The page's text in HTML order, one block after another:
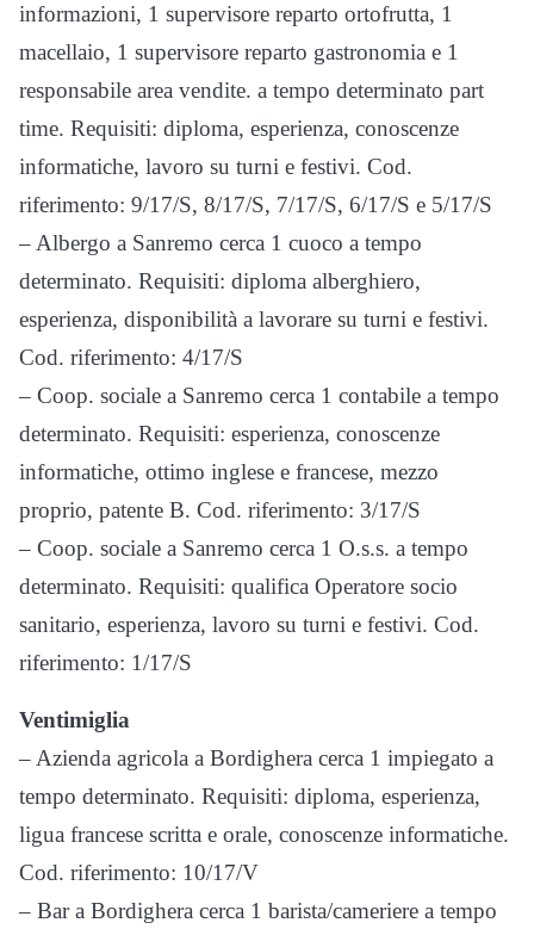
informazioni, 1 supervisore reparto ortofrutta, 1
macellaio, 1 supervisore reparto gastronomia e 1
responsabile area vendite. a tempo determinato part
time. Requisiti: diploma, esperienza, conoscenze
informatiche, lavoro su turni e festivi. Cod.
riferimento: 9/17/S, 8/17/S, 7/17/S, 6/17/S e 5/17/S
– Albergo a Sanremo cerca 1 cuoco a tempo
determinato. Requisiti: diploma alberghiero,
esperienza, disponibilità a lavorare su turni e festivi.
Cod. riferimento: 4/17/S
– Coop. sociale a Sanremo cerca 1 contabile a tempo
determinato. Requisiti: esperienza, conoscenze
informatiche, ottimo inglese e francese, mezzo
proprio, patente B. Cod. riferimento: 3/17/S
– Coop. sociale a Sanremo cerca 1 O.s.s. a tempo
determinato. Requisiti: qualifica Operatore socio
sanitario, esperienza, lavoro su turni e festivi. Cod.
riferimento: 1/17/S
Ventimiglia
– Azienda agricola a Bordighera cerca 1 impiegato a
tempo determinato. Requisiti: diploma, esperienza,
ligua francese scritta e orale, conoscenze informatiche.
Cod. riferimento: 10/17/V
– Bar a Bordighera cerca 1 barista/cameriere a tempo